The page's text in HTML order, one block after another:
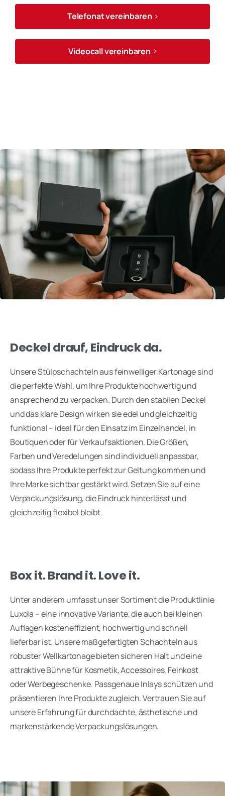
Telefonat vereinbaren
Videocall vereinbaren
Deckel drauf, Eindruck da.
Unsere Stülpschachteln aus feinwelliger Kartonage sind
die perfekte Wahl, um Ihre Produkte hochwertig und
ansprechend zu verpacken. Durch den stabilen Deckel
und das klare Design wirken sie edel und gleichzeitig
funktional – ideal für den Einsatz im Einzelhandel, in
Boutiquen oder für Verkaufsaktionen. Die Größen,
Farben und Veredelungen sind individuell anpassbar,
sodass Ihre Produkte perfekt zur Geltung kommen und
Ihre Marke sichtbar gestärkt wird. Setzen Sie auf eine
Verpackungslösung, die Eindruck hinterlässt und
gleichzeitig flexibel bleibt.
Box it. Brand it. Love it.
Unter anderem umfasst unser Sortiment die Produktlinie
Luxola – eine innovative Variante, die auch bei kleinen
Auflagen kosteneffizient, hochwertig und schnell
lieferbar ist. Unsere maßgefertigten Schachteln aus
robuster Wellkartonage bieten sicheren Halt und eine
attraktive Bühne für Kosmetik, Accessoires, Feinkost
oder Werbegeschenke. Passgenaue Inlays schützen und
präsentieren Ihre Produkte zugleich. Vertrauen Sie auf
unsere Erfahrung für durchdachte, ästhetische und
markenstärkende Verpackungslösungen.